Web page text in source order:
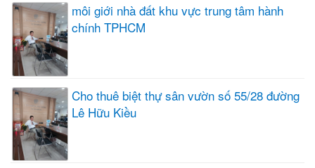
môi giới nhà đất khu vực trung tâm hành
chính TPHCM
Cho thuê biệt thự sân vườn số 55/28 đường
Lê Hữu Kiều